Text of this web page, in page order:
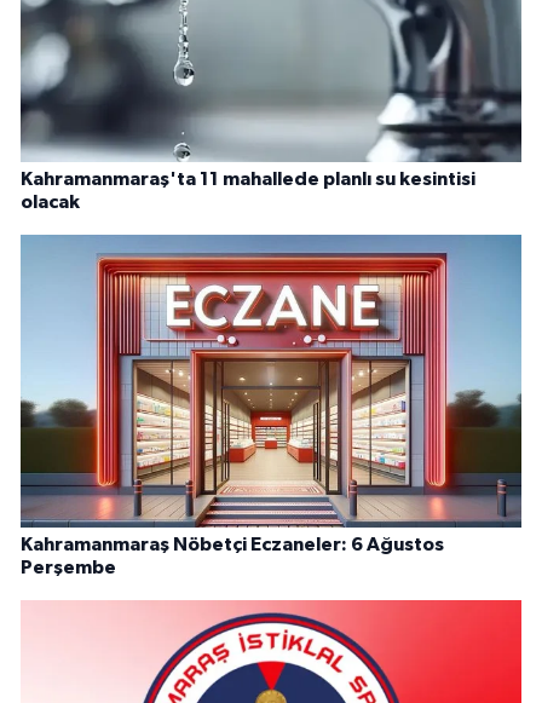
Kahramanmaraş'ta 11 mahallede planlı su kesintisi
olacak
Kahramanmaraş Nöbetçi Eczaneler: 6 Ağustos
Perşembe